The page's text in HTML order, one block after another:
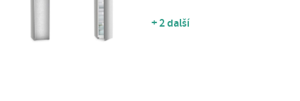
+ 2 další